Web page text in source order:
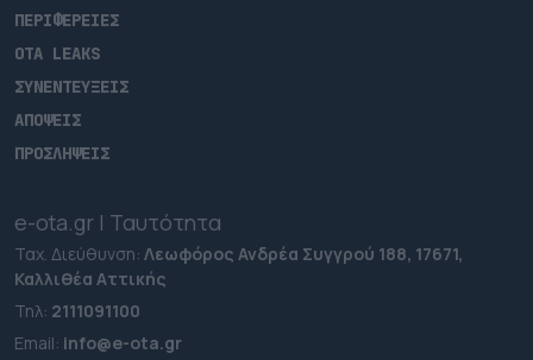
ΠΕΡΙΦΕΡΕΙΕΣ
OTA LEAKS
ΣΥΝΕΝΤΕΥΞΕΙΣ
ΑΠΟΨΕΙΣ
ΠΡΟΣΛΗΨΕΙΣ
e-ota.gr | Ταυτότητα
Ταχ. Διεύθυνση: Λεωφόρος Ανδρέα Συγγρού 188, 17671,
Καλλιθέα Αττικής
Τηλ: 2111091100
Εmail: info@e-ota.gr